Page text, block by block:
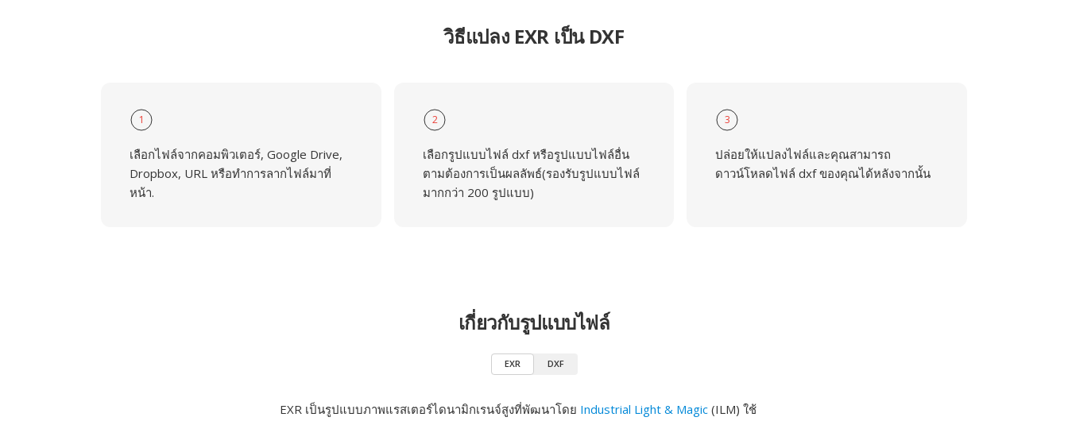
วิธีแปลง EXR เป็น DXF
1
เลือกไฟล์จากคอมพิวเตอร์, Google Drive,
Dropbox, URL หรือทำการลากไฟล์มาที่
หน้า.
2
เลือกรูปแบบไฟล์ dxf หรือรูปแบบไฟล์อื่น
ตามต้องการเป็นผลลัพธ์(รองรับรูปแบบไฟล์
มากกว่า 200 รูปแบบ)
3
ปล่อยให้แปลงไฟล์และคุณสามารถ
ดาวน์โหลดไฟล์ dxf ของคุณได้หลังจากนั้น
เกี่ยวกับรูปแบบไฟล์
EXR DXF
EXR เป็นรูปแบบภาพแรสเตอร์ไดนามิกเรนจ์สูงที่พัฒนาโดย Industrial Light & Magic (ILM) ใช้